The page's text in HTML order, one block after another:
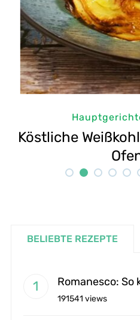
Selbstgemachte
BELIEBTE REZEPTE
Romanesco:
191541 views